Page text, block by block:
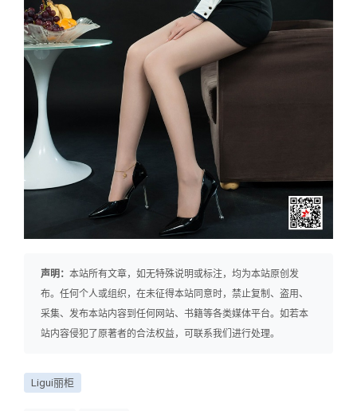
声明： 本站所有文章，如无特殊说明或标注，均为本站原创发
布。任何个人或组织，在未征得本站同意时，禁止复制、盗用、
采集、发布本站内容到任何网站、书籍等各类媒体平台。如若本
站内容侵犯了原著者的合法权益，可联系我们进行处理。
Ligui丽柜